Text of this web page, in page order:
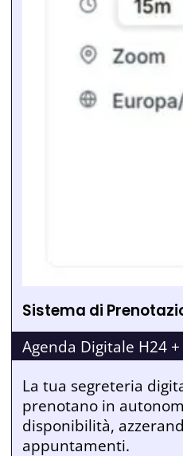
Sistema di
Agenda Digitale H24
La tua segreteria
prenotano in
disponibilità,
appuntamenti.